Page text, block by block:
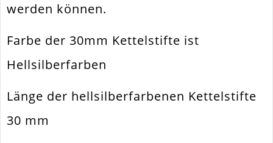
Materialstärke
Menge 20 Stück
werden können.
Farbe der 30mm Kettelstifte ist
Hellsilberfarben
Länge der hellsilberfarbenen Kettelstifte
30 mm